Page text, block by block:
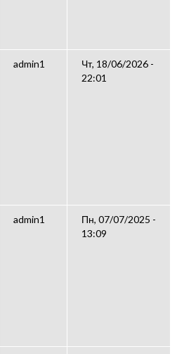
admin1
Чт, 18/06/2026 -
22:01
admin1
Пн, 07/07/2025 -
13:09